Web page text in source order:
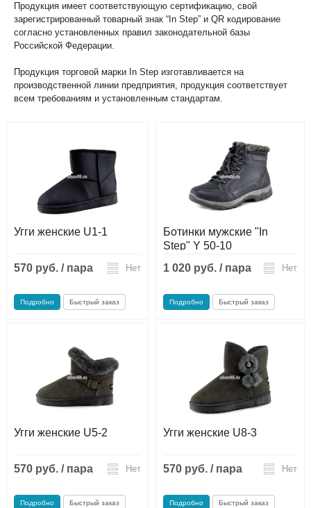
Продукция имеет соответствующую сертификацию, свой
зарегистрированный товарный знак “In Step” и QR кодирование
согласно установленных правил законодательной базы
Российской Федерации.
Продукция торговой марки In Step изготавливается на
производственной линии предприятия, продукция соответствует
всем требованиям и установленным стандартам.
Угги женские U1-1
570 руб. / пара Нет
Подробно Быстрый заказ
Ботинки мужские "In
Step" Y 50-10
1 020 руб. / пара
Нет
Подробно Быстрый заказ
Угги женские U5-2
570 руб. / пара Нет
Подробно Быстрый заказ
Угги женские U8-3
570 руб. / пара Нет
Подробно Быстрый заказ
Летняя обувь/Повседневная
Пляжная обувь
Сапоги ПВХ/ЭВА
Спортивная обувь
Летняя обувь
Пляжная обувь
Сапоги ПВХ
Спортивная обувь
Летняя обувь
Охота и рыбалка
Пляжная обувь
Сапоги ПВХ
Утеплитель/Стелька
Поставщикам